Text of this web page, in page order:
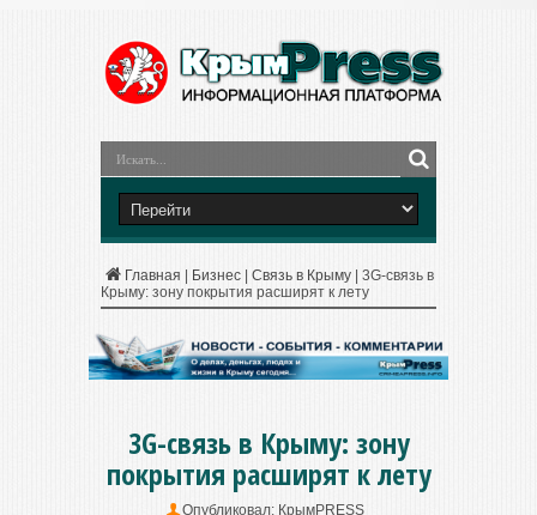
Главная Бизнес Связь в Крыму
3G-связь в
Крыму: зону покрытия расширят к лету
3G-связь в Крыму: зону
покрытия расширят к лету
Опубликовал: КрымPRESS